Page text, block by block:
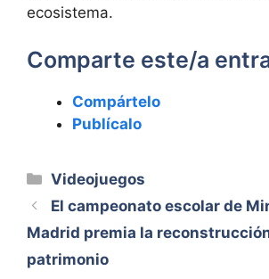
ecosistema.
Comparte este/a
Compártelo
Publícalo
Categorías
Videojuegos
El campeonato escolar de
Madrid premia la
patrimonio